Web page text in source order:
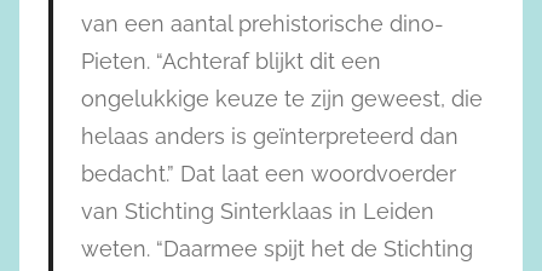
van een aantal prehistorische dino-
Pieten. “Achteraf blijkt dit een
ongelukkige keuze te zijn geweest, die
helaas anders is geïnterpreteerd dan
bedacht.” Dat laat een woordvoerder
van Stichting Sinterklaas in Leiden
weten. “Daarmee spijt het de Stichting